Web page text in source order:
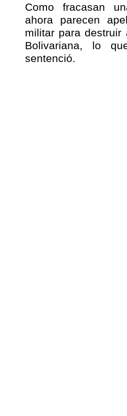
Como fracasan
ahora parecen
militar para destruir
Bolivariana, lo
sentenció.